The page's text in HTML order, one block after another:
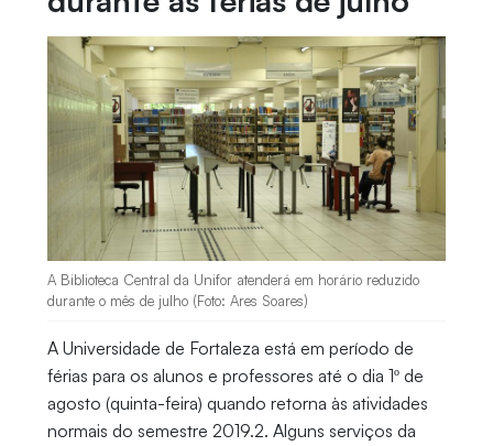
A Biblioteca Central da Unifor atenderá em horário reduzido
durante o mês de julho (Foto: Ares Soares)
A Universidade de Fortaleza está em período de
férias para os alunos e professores até o dia 1º de
agosto (quinta-feira) quando retorna às atividades
normais do semestre 2019.2. Alguns serviços da